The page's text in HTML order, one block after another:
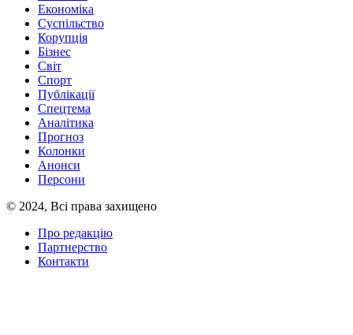
Економіка
Суспільство
Корупція
Бізнес
Світ
Спорт
Публікації
Спецтема
Аналітика
Прогноз
Колонки
Анонси
Персони
© 2024, Всі права захищено
Про редакцію
Партнерство
Контакти